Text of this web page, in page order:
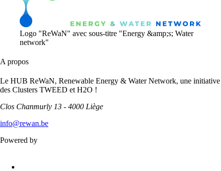
Logo "ReWaN" avec sous-titre "Energy &amp;s; Water
network"
A propos
Le HUB ReWaN, Renewable Energy & Water Network, une initiative
des Clusters TWEED et H2O !
Clos Chanmurly 13 - 4000 Liège
info@rewan.be
Powered by